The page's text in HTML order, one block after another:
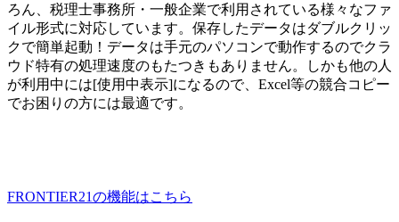
ろん、税理士事務所・一般企業で利用されている様々なファ
イル形式に対応しています。保存したデータはダブルクリッ
クで簡単起動！データは手元のパソコンで動作するのでクラ
ウド特有の処理速度のもたつきもありません。しかも他の人
が利用中には[使用中表示]になるので、Excel等の競合コピー
でお困りの方には最適です。
FRONTIER21の機能はこちら